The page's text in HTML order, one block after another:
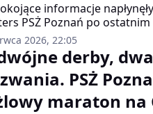
informacje
PSŻ Poznań po
Kacper Pludra, jeden z
drużyny, doznał
go dłuższa przerwa od
2026, 22:05
derby,
PSŻ
maraton na